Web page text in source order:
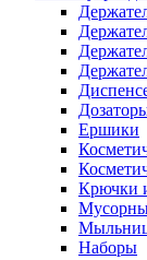
Ершики
Крючки
Наборы